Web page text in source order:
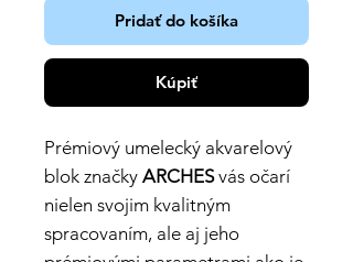
Pridať do košíka
Kúpiť
Prémiový umelecký akvarelový
blok značky ARCHESvás očarí
nielen svojim kvalitným
spracovaním, ale aj jeho